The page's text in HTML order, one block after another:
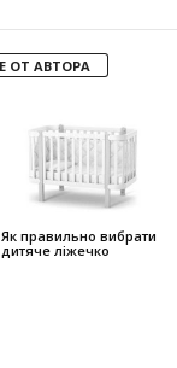
ОТ АВТОРА
Як правильно вибрати
дитяче ліжечко